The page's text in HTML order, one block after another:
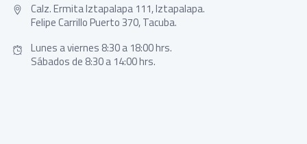
Calz. Ermita Iztapalapa 111, Iztapalapa.
Felipe Carrillo Puerto 370, Tacuba.
Lunes a viernes 8:30 a 18:00 hrs.
Sábados de 8:30 a 14:00 hrs.